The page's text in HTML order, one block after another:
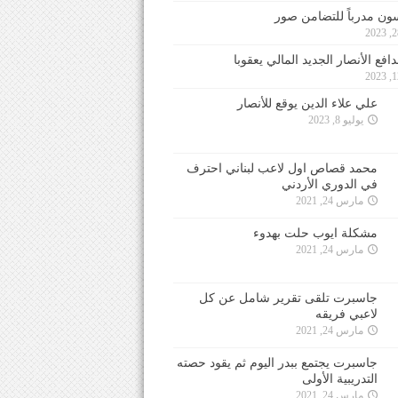
مدرباً للتضامن صور
الأنصار الجديد المالي يعقوبا
علي علاء الدين يوقع للأنصار
يوليو 8, 2023
محمد قصاص اول لاعب لبناني احترف
في الدوري الأردني
مارس 24, 2021
مشكلة ايوب حلت بهدوء
مارس 24, 2021
جاسبرت تلقى تقرير شامل عن كل
لاعبي فريقه
مارس 24, 2021
جاسبرت يجتمع ببدر اليوم ثم يقود حصته
التدريبية الأولى
مارس 24, 2021